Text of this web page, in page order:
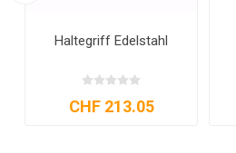
Haltegriff Edelstahl
CHF 213.05